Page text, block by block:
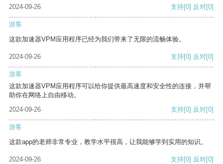
2024-09-26
支持[0] 反对[0]
游客
这款加速器VPM应用程序已经为我们带来了无限的流畅体验。
2024-09-26 支持[0] 反对[0]
游客
这款加速器VPM应用程序可以给你提供最高速度和安全性的连接，并帮
助你在网络上自由移动。
2024-09-26
支持[0] 反对[0]
游客
这款app的老师非常专业，教学水平很高，让我能够学到实用的知识。
2024-09-26 支持[0] 反对[0]